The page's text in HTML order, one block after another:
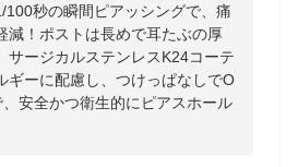
100秒の瞬間ピアッシングで、痛
減！ポストは長めで耳たぶの厚
サージカルステンレスK24コーテ
ギーに配慮し、つけっぱなしでO
安全かつ衛生的にピアスホール